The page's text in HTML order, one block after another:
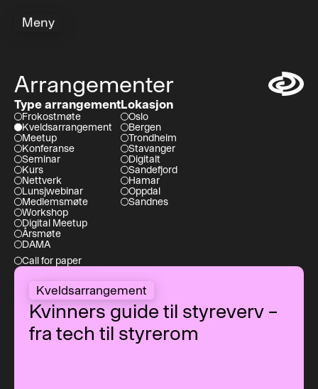
Meny
Arrangementer Symbol
Type arrangement
Frokostmøte
Kveldsarrangement
Meetup
Konferanse
Seminar
Kurs
Nettverk
Lunsjwebinar
Medlemsmøte
Workshop
Digital Meetup
Årsmøte
DAMA
Call for paper
Lokasjon
Oslo
Bergen
Trondheim
Stavanger
Digitalt
Sandefjord
Hamar
Oppdal
Sandnes
Kveldsarrangement
Kvinners guide til styreverv –
fra tech til styrerom
Kvinners guide til styreverv – fra tech til styrerom